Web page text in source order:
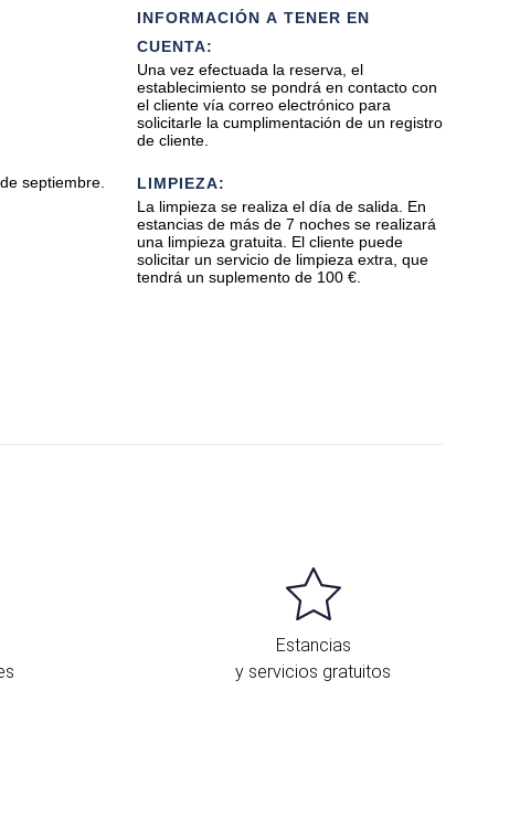
septiembre.
INFORMACIÓN A TENER EN
CUENTA:
Una vez efectuada la reserva, el
establecimiento se pondrá en contacto con
el cliente vía correo electrónico para
solicitarle la cumplimentación de un registro
de cliente.
LIMPIEZA:
La limpieza se realiza el día de salida. En
estancias de más de 7 noches se realizará
una limpieza gratuita. El cliente puede
solicitar un servicio de limpieza extra, que
tendrá un suplemento de 100 €.
Estancias
y servicios gratuitos